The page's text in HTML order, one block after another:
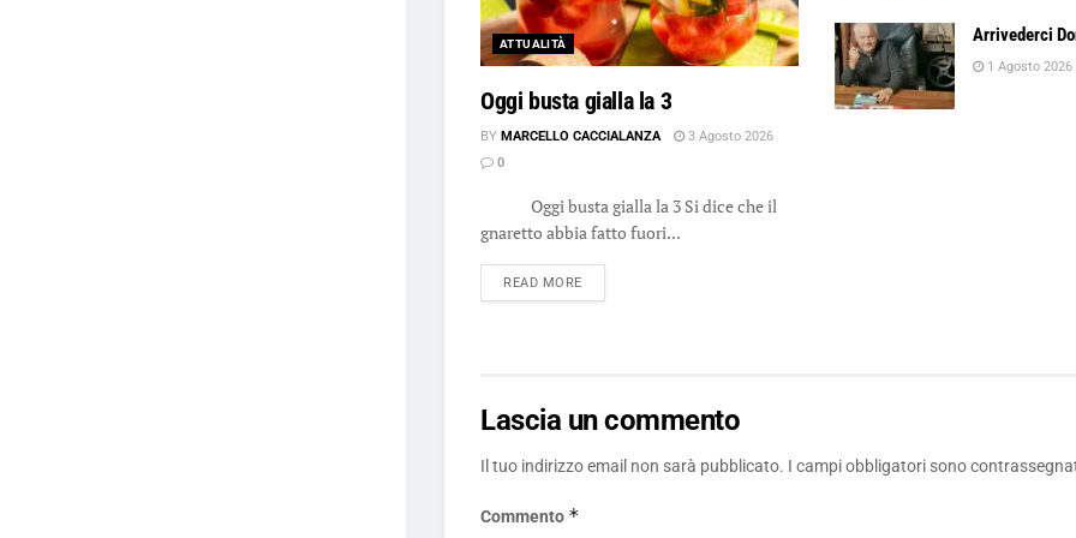
ATTUALITÀ
Oggi busta gialla la 3
BY MARCELLO CACCIALANZA
3 Agosto 2026
0
Oggi busta gialla la 3 Si dice che il
gnaretto abbia fatto fuori...
READ MOREDETAILS
Arrivederci
1 Agosto 2026
Lascia un commento
Il tuo indirizzo email non sarà pubblicato. I campi obbligatori sono
Commento *